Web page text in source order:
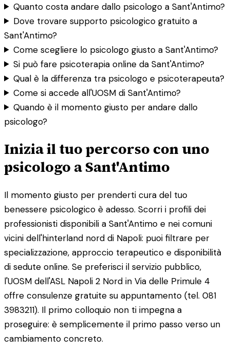
Quanto costa andare dallo psicologo a Sant'Antimo?
Dove trovare supporto psicologico gratuito a
Sant'Antimo?
Come scegliere lo psicologo giusto a Sant'Antimo?
Si può fare psicoterapia online da Sant'Antimo?
Qual è la differenza tra psicologo e psicoterapeuta?
Come si accede all'UOSM di Sant'Antimo?
Quando è il momento giusto per andare dallo
psicologo?
Inizia il tuo percorso con uno
psicologo a Sant'Antimo
Il momento giusto per prenderti cura del tuo
benessere psicologico è adesso. Scorri i profili dei
professionisti disponibili a Sant'Antimo e nei comuni
vicini dell'hinterland nord di Napoli: puoi filtrare per
specializzazione, approccio terapeutico e disponibilità
di sedute online. Se preferisci il servizio pubblico,
l'UOSM dell'ASL Napoli 2 Nord in Via delle Primule 4
offre consulenze gratuite su appuntamento (tel. 081
3983211). Il primo colloquio non ti impegna a
proseguire: è semplicemente il primo passo verso un
cambiamento concreto.